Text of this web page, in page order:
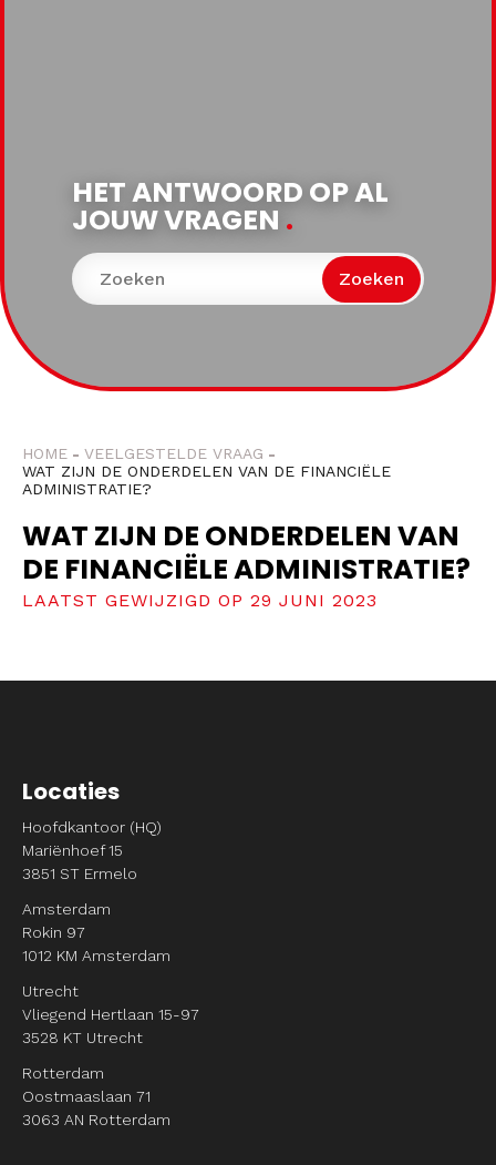
HET ANTWOORD OP AL
JOUW VRAGEN .
Zoeken
HOME
VEELGESTELDE VRAAG
WAT ZIJN DE ONDERDELEN VAN DE FINANCIËLE
ADMINISTRATIE?
WAT ZIJN DE ONDERDELEN VAN
DE FINANCIËLE ADMINISTRATIE?
LAATST GEWIJZIGD OP 29 JUNI 2023
Locaties
Hoofdkantoor (HQ)
Mariënhoef 15
3851 ST Ermelo
Amsterdam
Rokin 97
1012 KM Amsterdam
Utrecht
Vliegend Hertlaan 15-97
3528 KT Utrecht
Rotterdam
Oostmaaslaan 71
3063 AN Rotterdam